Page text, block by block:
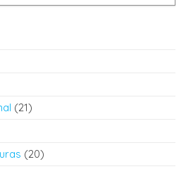
(21)
(20)